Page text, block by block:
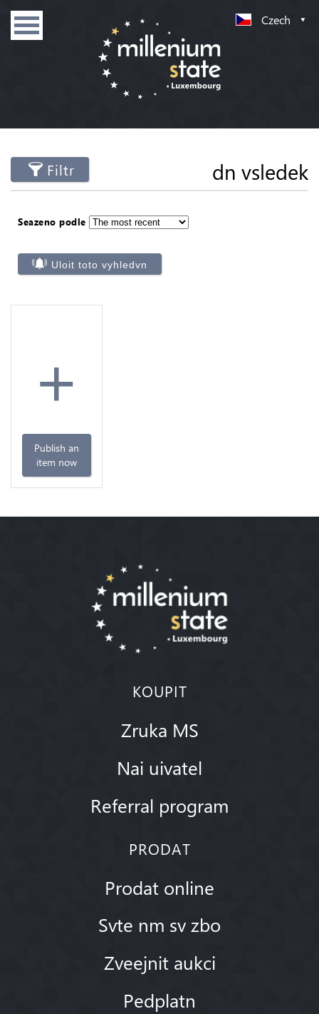
Czech
Filtr dn vsledek
Seazeno podle
Uloit toto vyhledvn
+
Publish an
item now
KOUPIT
Zruka MS
Nai uivatel
Referral program
PRODAT
Prodat online
Svte nm sv zbo
Zveejnit aukci
Pedplatn